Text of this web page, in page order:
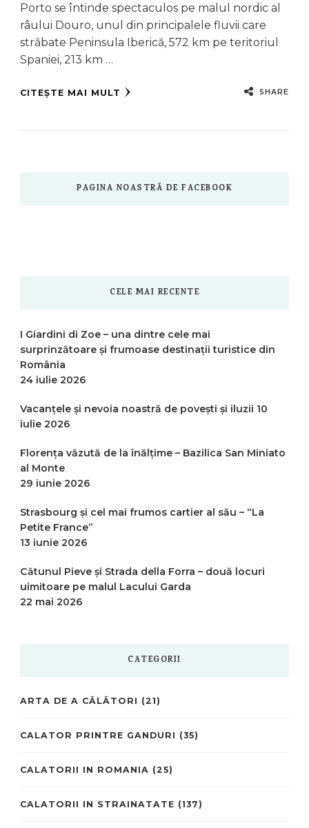
Porto se întinde spectaculos pe malul nordic al
râului Douro, unul din principalele fluvii care
străbate Peninsula Iberică, 572 km pe teritoriul
Spaniei, 213 km …
CITEȘTE MAI MULT SHARE
PAGINA NOASTRĂ DE FACEBOOK
CELE MAI RECENTE
I Giardini di Zoe – una dintre cele mai
surprinzătoare și frumoase destinații turistice din
România
24 iulie 2026
Vacanțele și nevoia noastră de povești și iluzii 10
iulie 2026
Florența văzută de la înălțime – Bazilica San Miniato
al Monte
29 iunie 2026
Strasbourg și cel mai frumos cartier al său – “La
Petite France”
13 iunie 2026
Cătunul Pieve și Strada della Forra – două locuri
uimitoare pe malul Lacului Garda
22 mai 2026
CATEGORII
ARTA DE A CĂLĂTORI (21)
CALATOR PRINTRE GANDURI (35)
CALATORII IN ROMANIA (25)
CALATORII IN STRAINATATE (137)